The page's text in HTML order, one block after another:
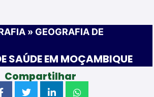
» GEOGRAFIA DE
SAÚDE EM MOÇAMBIQUE
Compartilhar